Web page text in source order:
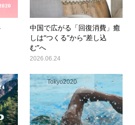
中国で広がる「回復消費」癒
しは“つくる”から“差し込
む”へ
2026.06.24
Tokyo2020